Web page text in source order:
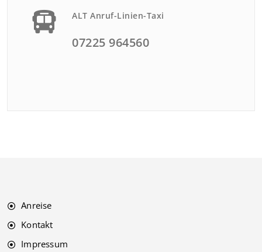
ALT Anruf-Linien-Taxi
07225 964560
Anreise
Kontakt
Impressum